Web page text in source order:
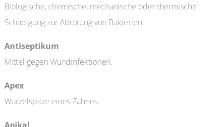
Biologische, chemische, mechanische oder thermische
Schädigung zur Abtötung von Bakterien.
Antiseptikum
Mittel gegen Wundinfektionen.
Apex
Wurzelspitze eines Zahnes.